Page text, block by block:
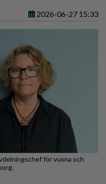
2026-06-27 15:33
för vuxna och